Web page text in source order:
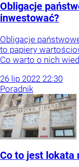
Obligacje
inwestować?
Obligacje
to papiery
Co warto o nich
26 lip 2022 22:30
Poradnik
Co to jest lokata